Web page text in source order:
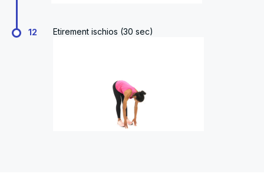
12 Etirement ischios (30 sec)